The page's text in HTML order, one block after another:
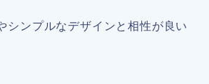
シンプルなデザインと相性が良い